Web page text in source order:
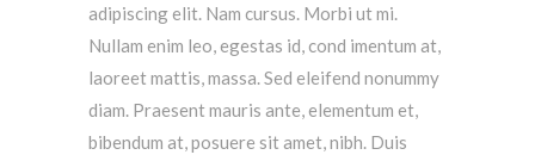
adipiscing elit. Nam cursus. Morbi ut mi.
Nullam enim leo, egestas id, cond imentum at,
laoreet mattis, massa. Sed eleifend nonummy
diam. Praesent mauris ante, elementum et,
bibendum at, posuere sit amet, nibh. Duis